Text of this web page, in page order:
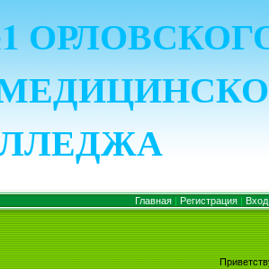
Главная| Регистрация| Вход